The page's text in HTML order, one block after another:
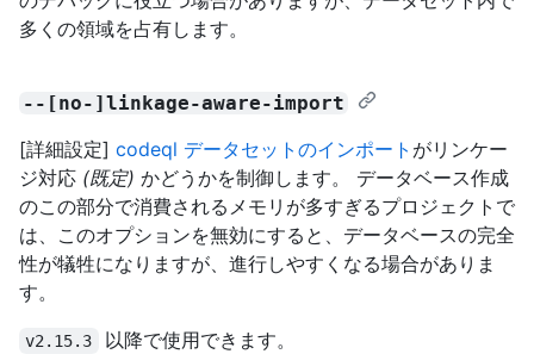
多くの領域を占有します。
--[no-]linkage-aware-import
[詳細設定] codeql データセットのインポート がリンケー
ジ対応 (既定) かどうかを制御します。 データベース作成
のこの部分で消費されるメモリが多すぎるプロジェクトで
は、このオプションを無効にすると、データベースの完全
性が犠牲になりますが、進行しやすくなる場合がありま
す。
v2.15.3 以降で使用できます。